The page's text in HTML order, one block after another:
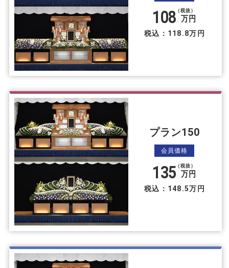
108 （税抜）
万円
税込：118.8万円
プラン150
会員価格
135（税抜）
万円
税込：148.5万円